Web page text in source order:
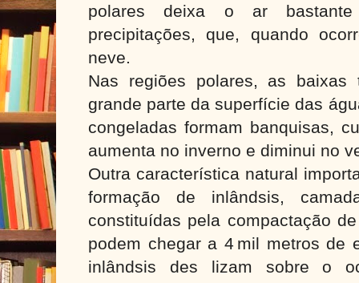
polares deixa o ar
precipitações, que, quando
neve.
Nas regiões polares, as baixas
grande parte da superfície das
congeladas formam banquisas,
aumenta no inverno e diminui no
Outra característica natural
formação de inlândsis,
constituídas pela compactação
podem chegar a 4 mil metros de
inlândsis des lizam sobre o